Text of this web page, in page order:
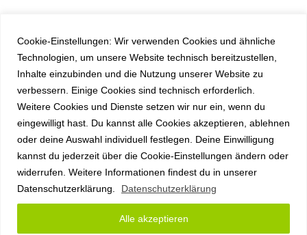
Cookie-Einstellungen: Wir verwenden Cookies und ähnliche
Technologien, um unsere Website technisch bereitzustellen,
Inhalte einzubinden und die Nutzung unserer Website zu
verbessern. Einige Cookies sind technisch erforderlich.
Weitere Cookies und Dienste setzen wir nur ein, wenn du
eingewilligt hast. Du kannst alle Cookies akzeptieren, ablehnen
oder deine Auswahl individuell festlegen. Deine Einwilligung
kannst du jederzeit über die Cookie-Einstellungen ändern oder
widerrufen. Weitere Informationen findest du in unserer
Datenschutzerklärung.
Datenschutzerklärung
Alle akzeptieren
Copyright anyplace IT GmbH 2026 |Impressum